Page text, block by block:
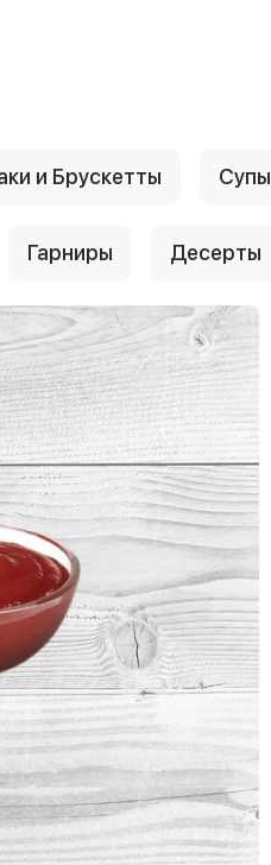
и Брускетты Супы
Гарниры Десерты